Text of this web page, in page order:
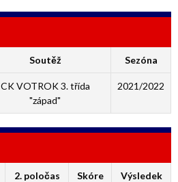
Soutěž Sezóna
CK VOTROK 3. třída
"západ"
2021/2022
2. poločas Skóre Výsledek